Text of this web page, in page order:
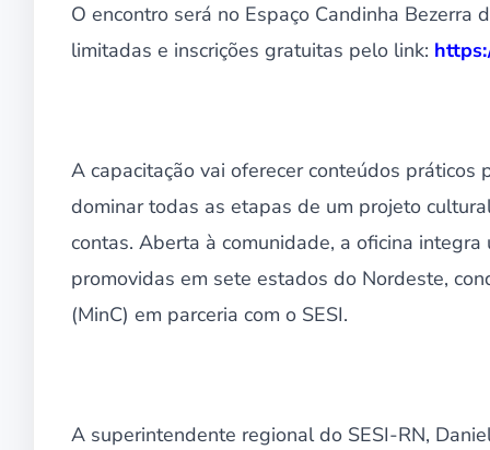
O encontro será no Espaço Candinha
limitadas e inscrições gratuitas pelo link:
A capacitação vai oferecer conteúdos
dominar todas as etapas de um projeto
contas. Aberta à comunidade, a oficina
promovidas em sete estados do Nordeste,
(MinC) em parceria com o SESI.
A superintendente regional do SESI-RN,